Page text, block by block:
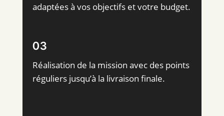
adaptées à vos objectifs et votre budget.
03
Réalisation de la mission avec des points
réguliers jusqu’à la livraison finale.